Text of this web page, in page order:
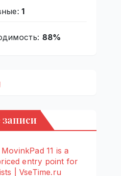
1
88%
MovinkPad 11 is a
entry point for
| VseTime.ru